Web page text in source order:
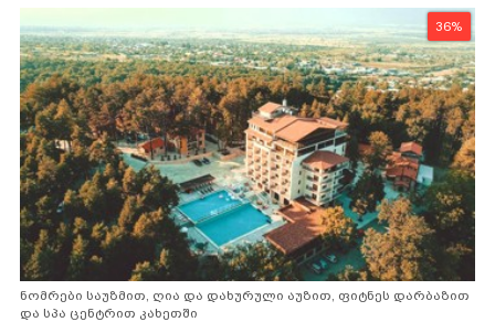
36%
ნომრები საუზმით, ღია და დახურული აუზით, ფიტნეს დარბაზით
და სპა ცენტრით კახეთში